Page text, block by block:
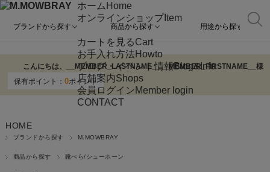
ホーム Home
オンラインショップItem
カートを見るCart
お手入れ方法Howto
ブログ・イベント情報Blog&Info
店舗案内Shops
会員ログインMember login
CONTACT
ブランドから探す 商品から探す 用途から探す
こんにちは、 __MEMBER_LASTNAME____MEMBER_FIRSTNAME__ 様
保有ポイント：0ポイント
HOME
ブランドから探す M.MOWBRAY
商品から探す 靴べら/シューホーン